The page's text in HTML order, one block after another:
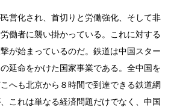
営化され、首切りと労働強化、そして非
働者に襲い掛かっている。これに対する
が始まっているのだ。鉄道は中国スター
延命をかけた国家事業である。全中国を
へも北京から８時間で到達できる鉄道網
これは単なる経済問題だけでなく、中国